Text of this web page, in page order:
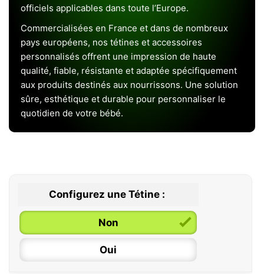
officiels applicables dans toute l’Europe.
Commercialisées en France et dans de nombreux
pays européens, nos tétines et accessoires
personnalisés offrent une impression de haute
qualité, fiable, résistante et adaptée spécifiquement
aux produits destinés aux nourrissons. Une solution
sûre, esthétique et durable pour personnaliser le
quotidien de votre bébé.
Configurez une Tétine :
Non
Oui